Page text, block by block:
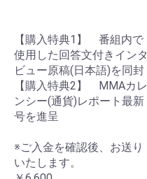
【購入特典1】 番組内で
使用した回答文付きインタ
ビュー原稿(日本語)を同封
【購入特典2】 MMAカレ
ンシー(通貨)レポート最新
号を進呈
※ご入金を確認後、お送り
いたします。